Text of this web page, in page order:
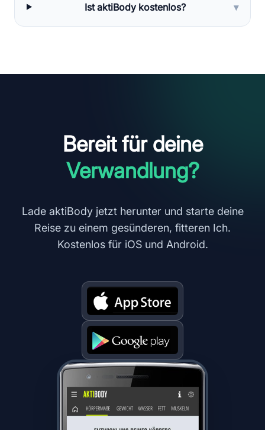
Ist aktiBody kostenlos? ▾
Bereit für deine
Verwandlung?
Lade aktiBody jetzt herunter und starte deine
Reise zu einem gesünderen, fitteren Ich.
Kostenlos für iOS und Android.